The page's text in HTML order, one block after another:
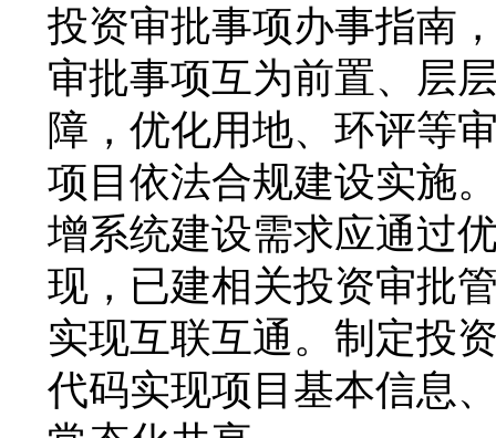
投资审批事项办事指南
审批事项互为前置、层
障，优化用地、环评等
项目依法合规建设实施
增系统建设需求应通过
现，已建相关投资审批
实现互联互通。制定投
代码实现项目基本信息